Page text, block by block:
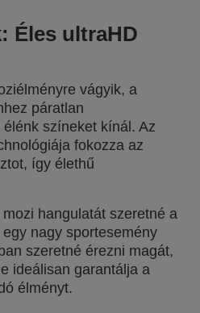
Éles ultraHD
vágyik, a
páratlan
színeket kínál. Az
fokozza az
így élethű
hangulatát szeretné a
nagy sportesemény
szeretné érezni magát,
ideálisan garantálja a
élményt.